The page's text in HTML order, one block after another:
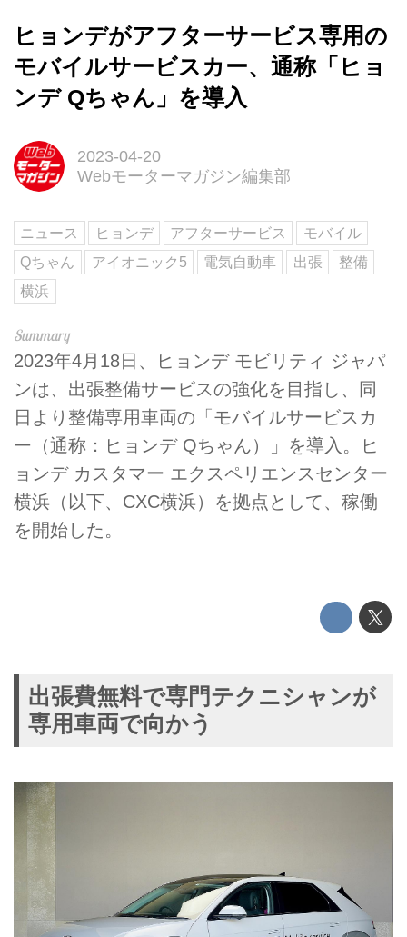
ヒョンデがアフターサービス専用の
モバイルサービスカー、通称「ヒョ
ンデ Qちゃん」を導入
2023-04-20
Webモーターマガジン編集部
ニュース ヒョンデ アフターサービス
モバイル
Qちゃん
アイオニック5 電気自動車 出張
整備
横浜
2023年4月18日、ヒョンデ モビリティ ジャパ
ンは、出張整備サービスの強化を目指し、同
日より整備専用車両の「モバイルサービスカ
ー（通称：ヒョンデ Qちゃん）」を導入。ヒ
ョンデ カスタマー エクスペリエンスセンター
横浜（以下、CXC横浜）を拠点として、稼働
を開始した。
出張費無料で専門テクニシャンが
専用車両で向かう